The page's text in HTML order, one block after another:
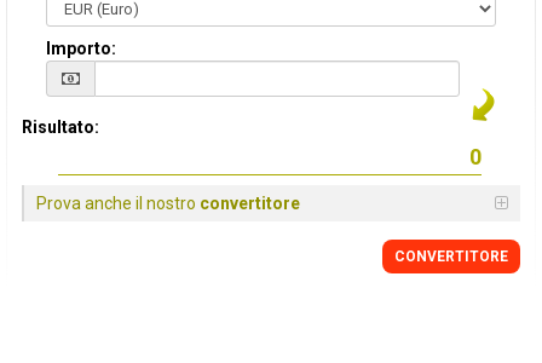
Importo:
Risultato:
Prova anche il nostro convertitore
CONVERTITORE